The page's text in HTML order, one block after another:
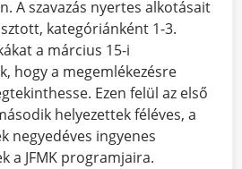
A szavazás nyertes alkotásait
kategóriánként 1-3.
a március 15-i
hogy a megemlékezésre
Ezen felül az első
helyezettek féléves, a
negyedéves ingyenes
a JFMK programjaira.